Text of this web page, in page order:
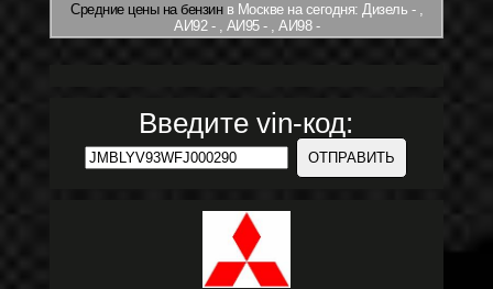
Средние цены на бензинв Москве на сегодня: Дизель - ,
АИ92 - , АИ95 - , АИ98 -
Введите vin-код: